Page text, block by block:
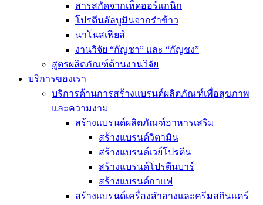
สารสกัดจากเห็ดออร์แกนิก
โปรตีนอัลบูมินจากรำข้าว
นาโนสเฟียส์
งานวิจัย “กัญชา” และ “กัญชง”
สูตรผลิตภัณฑ์ด้านงานวิจัย
บริการของเรา
บริการด้านการสร้างแบรนด์ผลิตภัณฑ์เพื่อสุขภาพ
และความงาม
สร้างแบรนด์ผลิตภัณฑ์อาหารเสริม
สร้างแบรนด์วิตามิน
สร้างแบรนด์เวย์โปรตีน
สร้างแบรนด์โปรตีนบาร์
สร้างแบรนด์กาแฟ
สร้างแบรนด์เครื่องสำอางและครีมสกินแคร์